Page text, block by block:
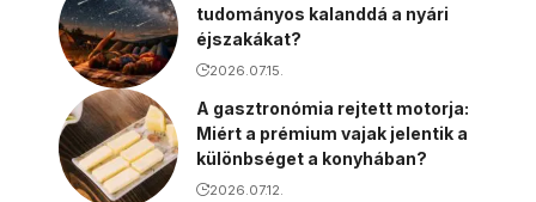
tudományos kalanddá a nyári
éjszakákat?
2026.07.15.
A gasztronómia rejtett motorja:
Miért a prémium vajak jelentik a
különbséget a konyhában?
2026.07.12.